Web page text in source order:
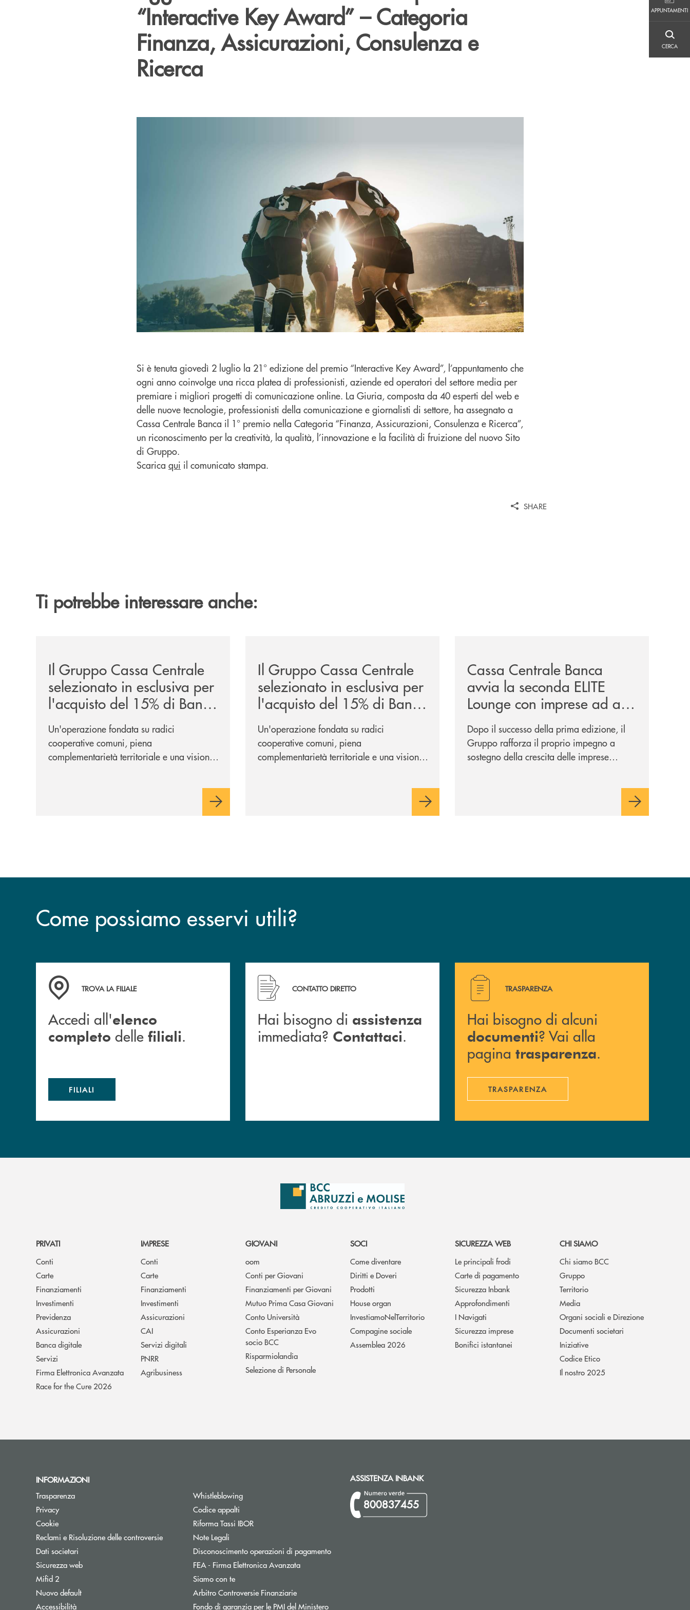
APPUNTAMENTI
CERCA
“Interactive Key Award” – Categoria
Finanza, Assicurazioni, Consulenza e
Ricerca
Si è tenuta giovedì 2 luglio la 21° edizione del premio “Interactive Key Award”, l’appuntamento che
ogni anno coinvolge una ricca platea di professionisti, aziende ed operatori del settore media per
premiare i migliori progetti di comunicazione online. La Giuria, composta da 40 esperti del web e
delle nuove tecnologie, professionisti della comunicazione e giornalisti di settore, ha assegnato a
Cassa Centrale Banca il 1° premio nella Categoria “Finanza, Assicurazioni, Consulenza e Ricerca”,
un riconoscimento per la creatività, la qualità, l’innovazione e la facilità di fruizione del nuovo Sito
di Gruppo.
Scarica qui il comunicato stampa.
SHARE
Ti potrebbe interessare anche:
Il Gruppo Cassa Centrale
selezionato in esclusiva per
l'acquisto del 15% di Banca
Cambiano 1884
Un'operazione fondata su radici
cooperative comuni, piena
complementarietà territoriale e una visione
Il Gruppo Cassa Centrale
selezionato in esclusiva per
l'acquisto del 15% di Banca
Cambiano 1884
Un'operazione fondata su radici
cooperative comuni, piena
complementarietà territoriale e una visione
Cassa Centrale Banca
avvia la seconda ELITE
Lounge con imprese ad alto
potenziale
Dopo il successo della prima edizione, il
Gruppo rafforza il proprio impegno a
sostegno della crescita delle imprese
Come possiamo esservi utili?
Accedi all' elenco completo delle filiali .
TROVA LA FILIALE
Accedi all'elenco
completo delle filiali.
FILIALI
CONTATTO DIRETTO
Hai bisogno di assistenza
immediata? Contattaci.
Hai bisogno di alcuni documenti ? Vai alla pagina
TRASPARENZA
Hai bisogno di alcuni
documenti? Vai alla
pagina trasparenza.
TRASPARENZA
PRIVATI
Conti
Carte
Finanziamenti
Investimenti
Previdenza
Assicurazioni
Banca digitale
Servizi
Firma Elettronica Avanzata
Race for the Cure 2026
IMPRESE
Conti
Carte
Finanziamenti
Investimenti
Assicurazioni
CAI
Servizi digitali
PNRR
Agribusiness
GIOVANI
oom
Conti per Giovani
Finanziamenti per Giovani
Mutuo Prima Casa Giovani
Conto Università
Conto Esperianza Evo
socio BCC
Risparmiolandia
Selezione di Personale
SOCI
Come diventare
Diritti e Doveri
Prodotti
House organ
InvestiamoNelTerritorio
Compagine sociale
Assemblea 2026
SICUREZZA WEB
Le principali frodi
Carte di pagamento
Sicurezza Inbank
Approfondimenti
I Navigati
Sicurezza imprese
Bonifici istantanei
CHI SIAMO
Chi siamo BCC
Gruppo
Territorio
Media
Organi sociali e Direzione
Documenti societari
Iniziative
Codice Etico
Il nostro 2025
INFORMAZIONI
Trasparenza
Privacy
Cookie
Reclami e Risoluzione delle controversie
Dati societari
Sicurezza web
Mifid 2
Nuovo defaultApre una nuova finestra
Accessibilità
Whistleblowing
Codice appalti
Riforma Tassi IBORApre una nuova finestra
Note Legali
Disconoscimento operazioni di pagamento
FEA - Firma Elettronica Avanzata
Siamo con te
Arbitro Controversie FinanziarieApre una nuova finestra
Fondo di garanzia per le PMI del Ministero
ASSISTENZA INBANK
800837455